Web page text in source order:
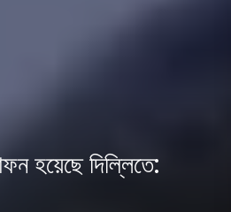
হয়েছে দিল্লিতে: